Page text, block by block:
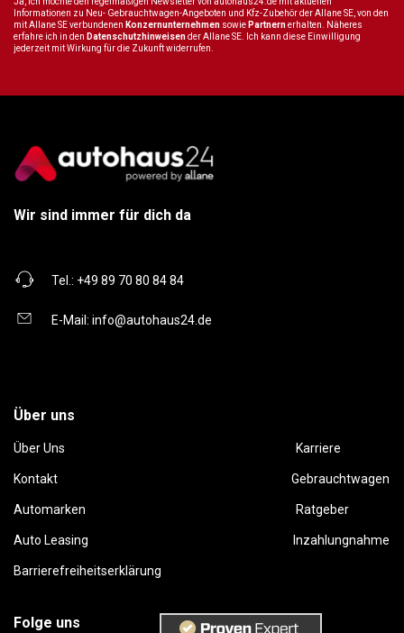
Informationen zu Neu- Gebrauchtwagen-Angeboten und Kfz-Zubehör der Allane SE, von den
mit Allane SE verbundenen Konzernunternehmen sowie Partnernerhalten. Näheres
erfahre ich in den Datenschutzhinweisender Allane SE. Ich kann diese Einwilligung
jederzeit mit Wirkung für die Zukunft widerrufen.
Wir sind immer für dich da
Tel.: +49 89 70 80 84 84
E-Mail: info@autohaus24.de
Über uns
Über Uns Karriere
Kontakt Gebrauchtwagen
Automarken Ratgeber
Auto Leasing Inzahlungnahme
Barrierefreiheitserklärung
Folge uns